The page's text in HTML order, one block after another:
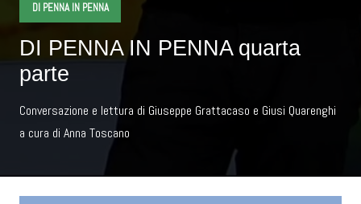
DI PENNA IN PENNA
DI PENNA IN PENNA quarta
parte
Conversazione e lettura di Giuseppe Grattacaso e Giusi Quarenghi
a cura di Anna Toscano